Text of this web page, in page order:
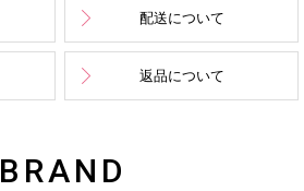
配送について
返品について
BRAND